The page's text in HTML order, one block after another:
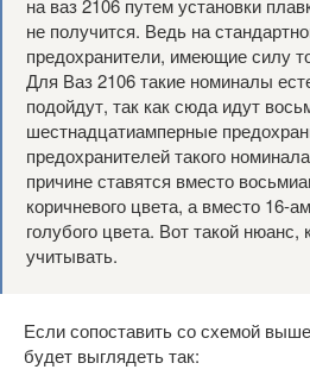
на ваз 2106 путем установки
не получится. Ведь на
предохранители, имеющие силу
Для Ваз 2106 такие номиналы
подойдут, так как сюда идут
шестнадцатиамперные
предохранителей такого
причине ставятся вместо
коричневого цвета, а вместо 16-
голубого цвета. Вот такой нюанс,
учитывать.
Если сопоставить со схемой
будет выглядеть так: